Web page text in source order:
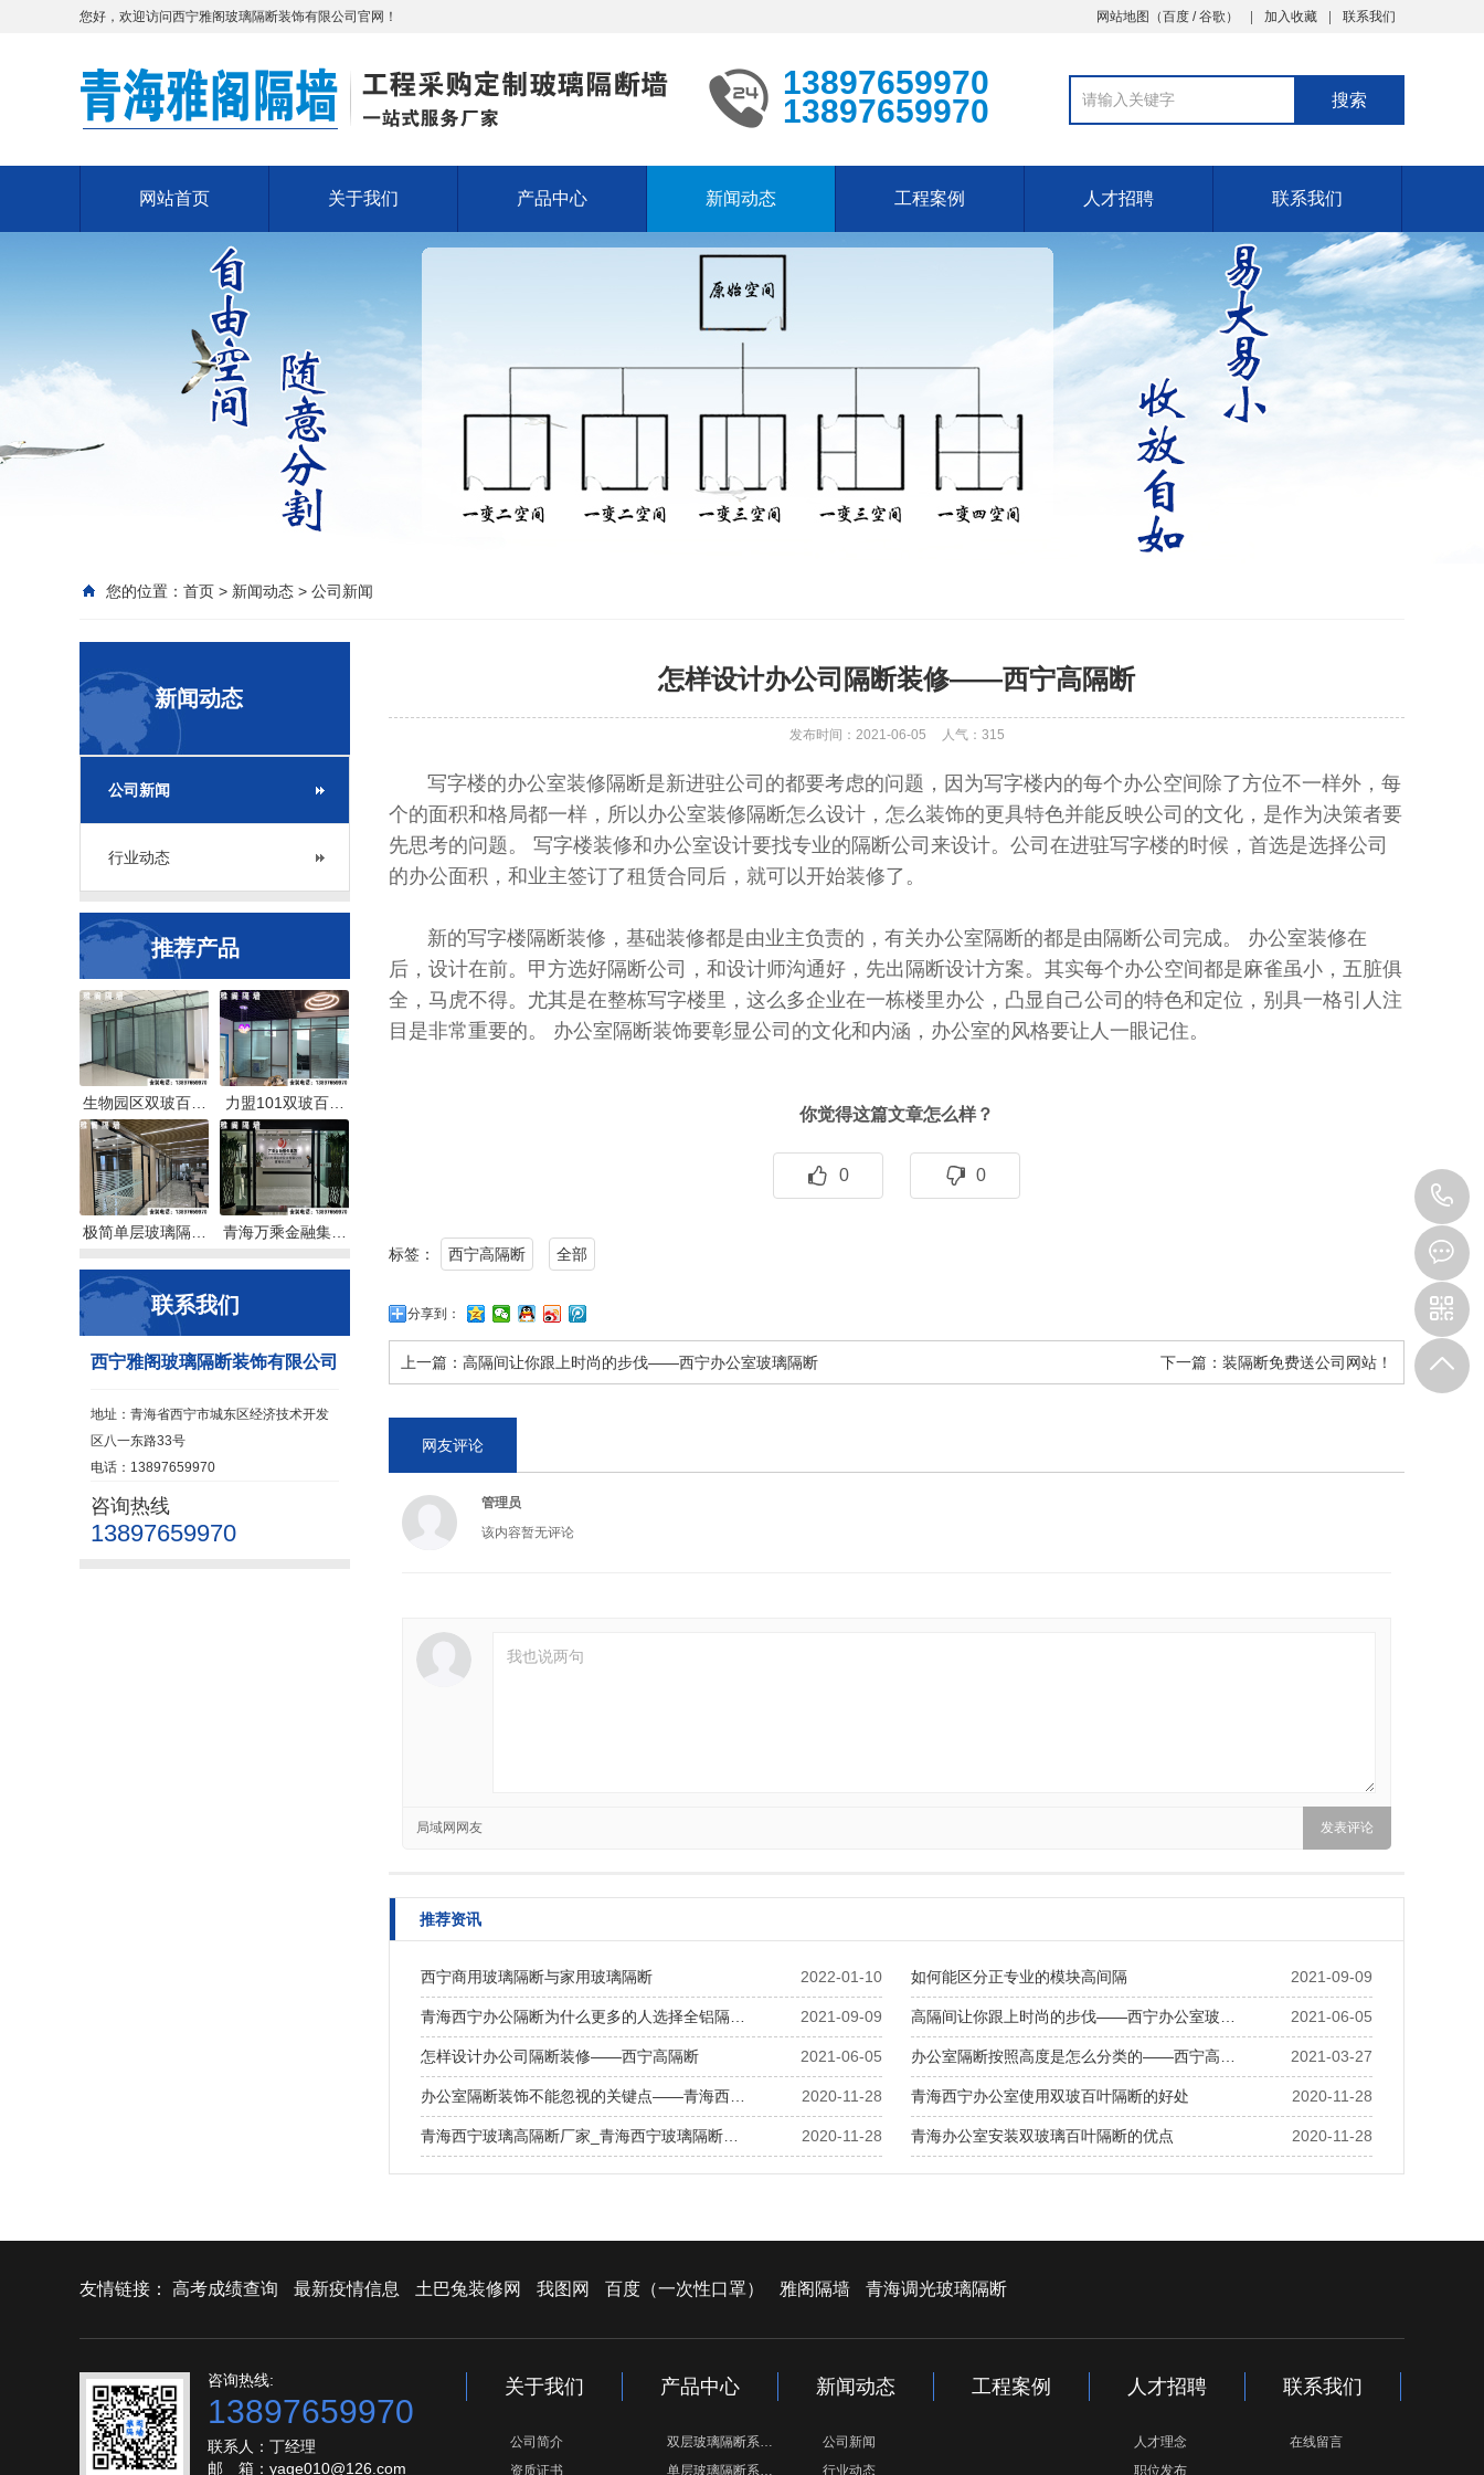
您好，欢迎访问西宁雅阁玻璃隔断装饰有限公司官网！ 网站地图 （百度 /谷歌 ） 加入收藏 联系我们
13897659970
13897659970
网站首页 关于我们 产品中心 新闻动态 工程案例 人才招聘 联系我们
您的位置： 首页 > 新闻动态 > 公司新闻
新闻动态
公司新闻
行业动态
推荐产品
生物园区双玻百… 力盟101双玻百…
极简单层玻璃隔… 青海万乘金融集…
联系我们
西宁雅阁玻璃隔断装饰有限公司
地址：青海省西宁市城东区经济技术开发
区八一东路33号
电话：13897659970
咨询热线
13897659970
怎样设计办公司隔断装修——西宁高隔断
发布时间：2021-06-05 人气： 315
写字楼的办公室装修隔断是新进驻公司的都要考虑的问题，因为写字楼内的每个办公空间除了方位不一样外，每
个的面积和格局都一样，所以办公室装修隔断怎么设计，怎么装饰的更具特色并能反映公司的文化，是作为决策者要
先思考的问题。 写字楼装修和办公室设计要找专业的隔断公司来设计。公司在进驻写字楼的时候，首选是选择公司
的办公面积，和业主签订了租赁合同后，就可以开始装修了。
新的写字楼隔断装修，基础装修都是由业主负责的，有关办公室隔断的都是由隔断公司完成。 办公室装修在
后，设计在前。甲方选好隔断公司，和设计师沟通好，先出隔断设计方案。其实每个办公空间都是麻雀虽小，五脏俱
全，马虎不得。尤其是在整栋写字楼里，这么多企业在一栋楼里办公，凸显自己公司的特色和定位，别具一格引人注
目是非常重要的。 办公室隔断装饰要彰显公司的文化和内涵，办公室的风格要让人一眼记住。
你觉得这篇文章怎么样？
0 0
标签： 西宁高隔断 全部
分享到：
上一篇： 高隔间让你跟上时尚的步伐——西宁办公室玻璃隔断 下一篇： 装隔断免费送公司网站！
网友评论
管理员
该内容暂无评论
局域网网友
推荐资讯
2022-01-10
西宁商用玻璃隔断与家用玻璃隔断 2021-09-09
如何能区分正专业的模块高间隔
2021-09-09
青海西宁办公隔断为什么更多的人选择全铝隔… 2021-06-05
高隔间让你跟上时尚的步伐——西宁办公室玻…
2021-06-05
怎样设计办公司隔断装修——西宁高隔断 2021-03-27
办公室隔断按照高度是怎么分类的——西宁高…
2020-11-28
办公室隔断装饰不能忽视的关键点——青海西… 2020-11-28
青海西宁办公室使用双玻百叶隔断的好处
2020-11-28
青海西宁玻璃高隔断厂家_青海西宁玻璃隔断… 2020-11-28
青海办公室安装双玻璃百叶隔断的优点
友情链接： 高考成绩查询 最新疫情信息 土巴兔装修网 我图网 百度（一次性口罩） 雅阁隔墙 青海调光玻璃隔断
咨询热线:
13897659970
联系人：丁经理
邮 箱：yage010@126.com
关于我们
公司简介
资质证书
产品中心
双层玻璃隔断系…
单层玻璃隔断系…
新闻动态
公司新闻
行业动态
工程案例 人才招聘
人才理念
职位发布
联系我们
在线留言